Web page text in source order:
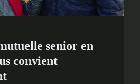
senior en
convient